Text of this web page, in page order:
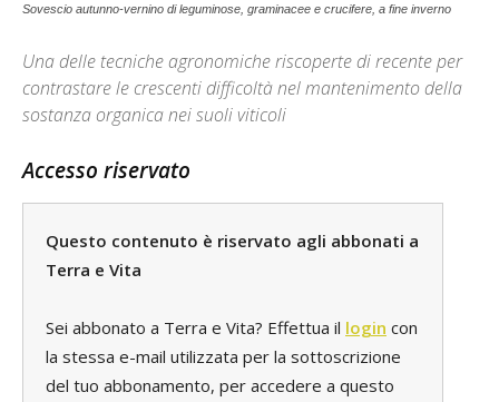
Sovescio autunno-vernino di leguminose, graminacee e crucifere, a fine inverno
Una delle tecniche agronomiche riscoperte di recente per
contrastare le crescenti difficoltà nel mantenimento della
sostanza organica nei suoli viticoli
Accesso riservato
Questo contenuto è riservato agli abbonati a
Terra e Vita
Sei abbonato a Terra e Vita? Effettua il login con
la stessa e-mail utilizzata per la sottoscrizione
del tuo abbonamento, per accedere a questo